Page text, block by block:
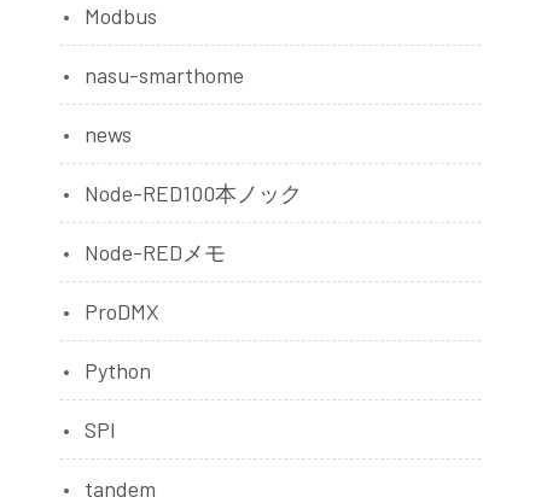
Modbus
nasu-smarthome
news
Node-RED100本ノック
Node-REDメモ
ProDMX
Python
SPI
tandem